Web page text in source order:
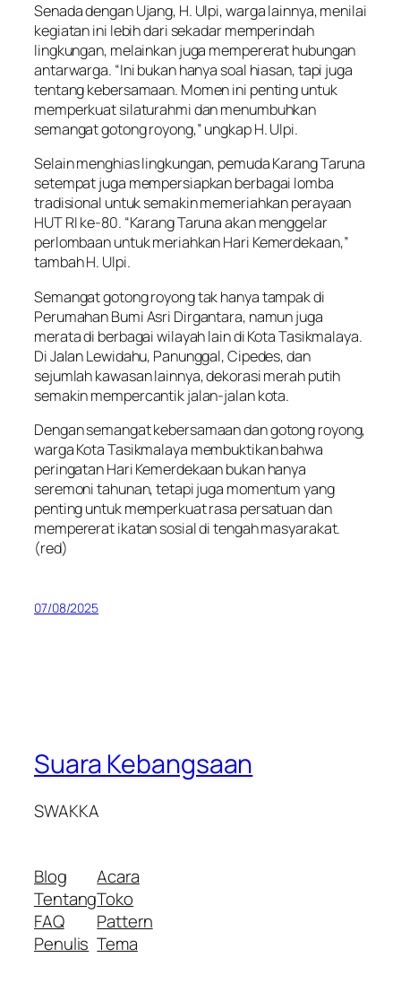
Senada dengan Ujang, H. Ulpi, warga lainnya, menilai
kegiatan ini lebih dari sekadar memperindah
lingkungan, melainkan juga mempererat hubungan
antarwarga. “Ini bukan hanya soal hiasan, tapi juga
tentang kebersamaan. Momen ini penting untuk
memperkuat silaturahmi dan menumbuhkan
semangat gotong royong,” ungkap H. Ulpi.
Selain menghias lingkungan, pemuda Karang Taruna
setempat juga mempersiapkan berbagai lomba
tradisional untuk semakin memeriahkan perayaan
HUT RI ke-80. “Karang Taruna akan menggelar
perlombaan untuk meriahkan Hari Kemerdekaan,”
tambah H. Ulpi.
Semangat gotong royong tak hanya tampak di
Perumahan Bumi Asri Dirgantara, namun juga
merata di berbagai wilayah lain di Kota Tasikmalaya.
Di Jalan Lewidahu, Panunggal, Cipedes, dan
sejumlah kawasan lainnya, dekorasi merah putih
semakin mempercantik jalan-jalan kota.
Dengan semangat kebersamaan dan gotong royong,
warga Kota Tasikmalaya membuktikan bahwa
peringatan Hari Kemerdekaan bukan hanya
seremoni tahunan, tetapi juga momentum yang
penting untuk memperkuat rasa persatuan dan
mempererat ikatan sosial di tengah masyarakat.
(red)
07/08/2025
Suara Kebangsaan
SWAKKA
Blog
Tentang
FAQ
Penulis
Acara
Toko
Pattern
Tema